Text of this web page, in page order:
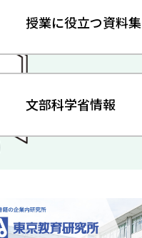
授業に役立つ資料集
文部科学省情報